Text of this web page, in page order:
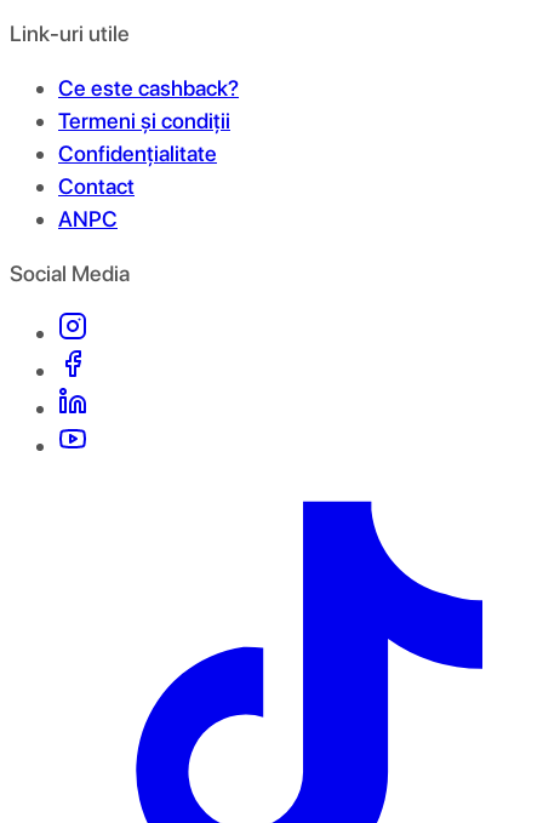
Link-uri utile
Ce este cashback?
Termeni și condiții
Confidențialitate
Contact
ANPC
Social Media